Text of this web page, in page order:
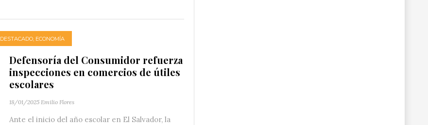
DESTACADO, ECONOMÍA
Defensoría del Consumidor refuerza
inspecciones en comercios de útiles
escolares
18/01/2025 Emilio Flores
Ante el inicio del año escolar en El Salvador, la